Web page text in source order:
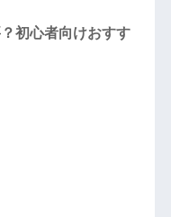
初心者向けおすす